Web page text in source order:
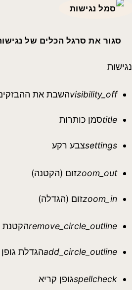
סגור את סרגל הכלים של
נגישות
visibility_offהשבת את
titleסמן כותרות
settingsצבע רקע
zoom_outזום (הקטנה)
zoom_inזום (הגדלה)
remove_circle_outlineהקטנת
add_circle_outlineהגדלת גופן
spellcheckגופן קריא